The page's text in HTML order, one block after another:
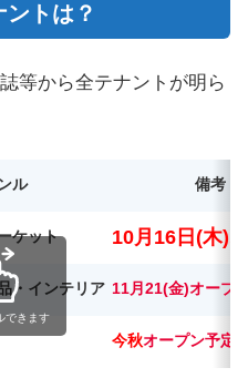
トは？
等から全テナントが明ら
ル 備考
ケット 10月16日(木)
・インテリア 11月21(金)オープ
今秋オープン予定
できます